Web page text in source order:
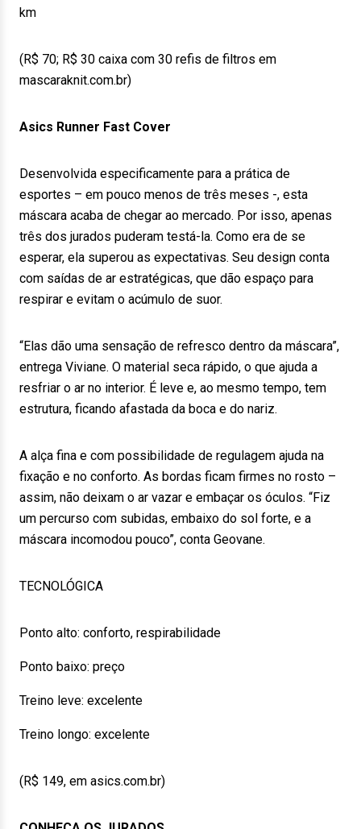
km
(R$ 70; R$ 30 caixa com 30 refis de filtros em
mascaraknit.com.br)
Asics Runner Fast Cover
Desenvolvida especificamente para a prática de
esportes – em pouco menos de três meses -, esta
máscara acaba de chegar ao mercado. Por isso, apenas
três dos jurados puderam testá-la. Como era de se
esperar, ela superou as expectativas. Seu design conta
com saídas de ar estratégicas, que dão espaço para
respirar e evitam o acúmulo de suor.
“Elas dão uma sensação de refresco dentro da máscara”,
entrega Viviane. O material seca rápido, o que ajuda a
resfriar o ar no interior. É leve e, ao mesmo tempo, tem
estrutura, ficando afastada da boca e do nariz.
A alça fina e com possibilidade de regulagem ajuda na
fixação e no conforto. As bordas ficam firmes no rosto –
assim, não deixam o ar vazar e embaçar os óculos. “Fiz
um percurso com subidas, embaixo do sol forte, e a
máscara incomodou pouco”, conta Geovane.
TECNOLÓGICA
Ponto alto: conforto, respirabilidade
Ponto baixo: preço
Treino leve: excelente
Treino longo: excelente
(R$ 149, em asics.com.br)